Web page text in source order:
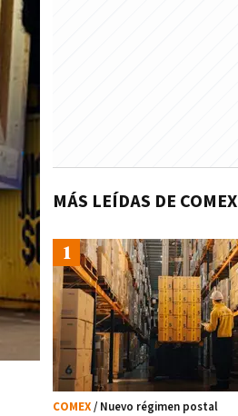
MÁS LEÍDAS DE COMEX
COMEX/ Nuevo régimen postal